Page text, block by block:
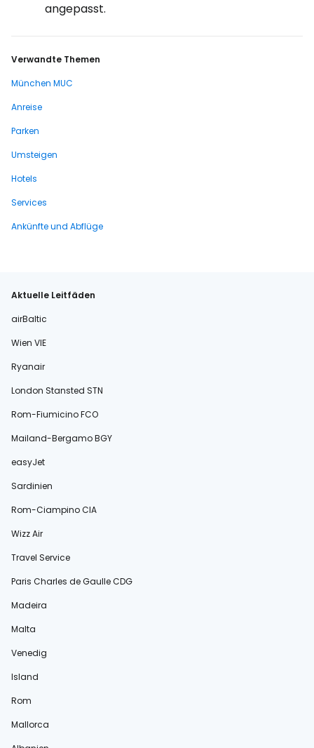
angepasst.
Verwandte Themen
München MUC
Anreise
Parken
Umsteigen
Hotels
Services
Ankünfte und Abflüge
Aktuelle Leitfäden
airBaltic
Wien VIE
Ryanair
London Stansted STN
Rom-Fiumicino FCO
Mailand-Bergamo BGY
easyJet
Sardinien
Rom-Ciampino CIA
Wizz Air
Travel Service
Paris Charles de Gaulle CDG
Madeira
Malta
Venedig
Island
Rom
Mallorca